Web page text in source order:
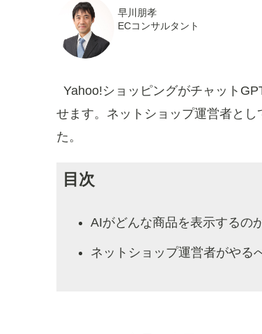
早川朋孝
ECコンサルタント
Yahoo!ショッピングがチャット
せます。ネットショップ運営者と
た。
目次
AIがどんな商品を表示するの
ネットショップ運営者がやる